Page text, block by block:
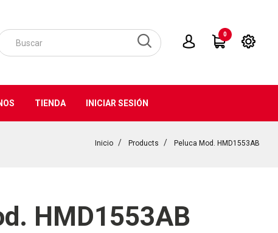
0
TIENDA INICIAR SESIÓN
Inicio Products Peluca Mod. HMD1553AB
HMD1553AB